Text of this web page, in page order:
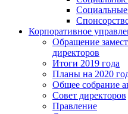
Корпоративное
Обращение
директоров
Итоги 2019 года
Планы на 2020
Общее собрание
Совет директоров
Правление